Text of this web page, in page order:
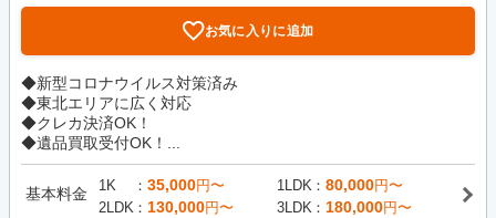
お気に入りに追加
◆新型コロナウイルス対策済み
◆東北エリアに広く対応
◆クレカ決済OK！
◆遺品買取受付OK！...
基本料金 1K 35,000円〜 1LDK 80,000円〜
2LDK
130,000円〜 3LDK 180,000円〜